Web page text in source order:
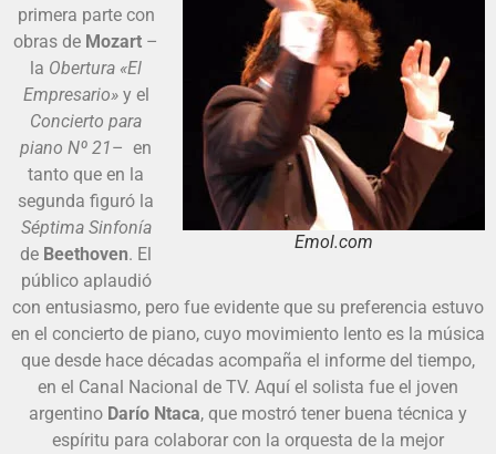
Emol.com
primera parte con
obras de Mozart –
la Obertura «El
Empresario» y el
Concierto para
piano Nº 21– en
tanto que en la
segunda figuró la
Séptima Sinfonía
de Beethoven. El
público aplaudió
con entusiasmo, pero fue evidente que su preferencia estuvo
en el concierto de piano, cuyo movimiento lento es la música
que desde hace décadas acompaña el informe del tiempo,
en el Canal Nacional de TV. Aquí el solista fue el joven
argentino Darío Ntaca, que mostró tener buena técnica y
espíritu para colaborar con la orquesta de la mejor